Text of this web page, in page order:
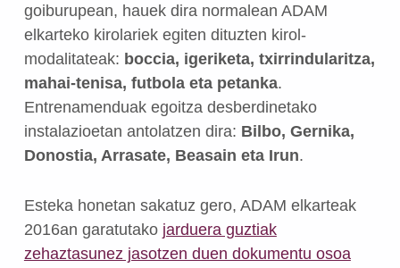
goiburupean, hauek dira normalean ADAM
elkarteko kirolariek egiten dituzten kirol-
modalitateak: boccia, igeriketa, txirrindularitza,
mahai-tenisa, futbola eta petanka.
Entrenamenduak egoitza desberdinetako
instalazioetan antolatzen dira: Bilbo, Gernika,
Donostia, Arrasate, Beasain eta Irun.
Esteka honetan sakatuz gero, ADAM elkarteak
2016an garatutako jarduera guztiak
zehaztasunez jasotzen duen dokumentu osoa